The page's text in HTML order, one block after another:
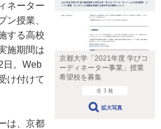
京都大学「2021年度 学びコ
ーディネーター事業」授業
希望校を募集
全 3 枚
拡大写真
ネーター
ン授業、
する高校
施期間は
日。Web
け付けて
は、京都